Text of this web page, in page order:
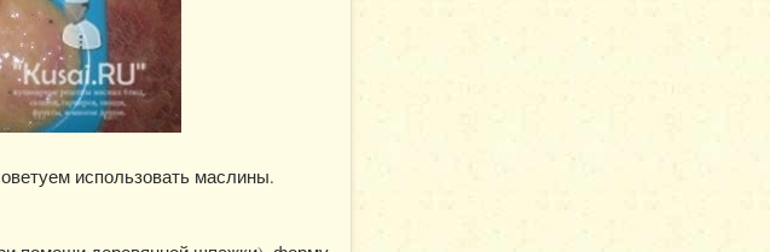
использовать маслины.